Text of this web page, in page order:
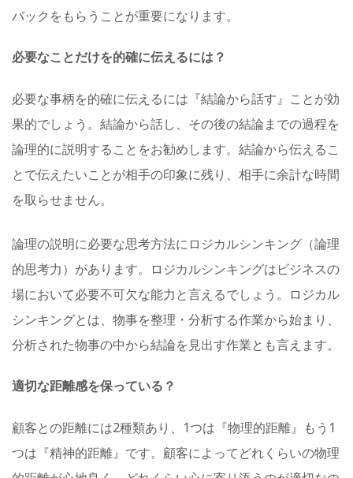
バックをもらうことが重要になります。
必要なことだけを的確に伝えるには？
必要な事柄を的確に伝えるには『結論から話す』ことが効
果的でしょう。結論から話し、その後の結論までの過程を
論理的に説明することをお勧めします。結論から伝えるこ
とで伝えたいことが相手の印象に残り、相手に余計な時間
を取らせません。
論理の説明に必要な思考方法にロジカルシンキング（論理
的思考力）があります。ロジカルシンキングはビジネスの
場において必要不可欠な能力と言えるでしょう。ロジカル
シンキングとは、物事を整理・分析する作業から始まり、
分析された物事の中から結論を見出す作業とも言えます。
適切な距離感を保っている？
顧客との距離には2種類あり、1つは『物理的距離』もう1
つは『精神的距離』です。顧客によってどれくらいの物理